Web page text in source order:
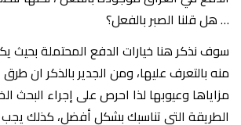
… هل قلنا الصبر بالفعل؟
سوف نذكر هنا خيارات الدفع المحتملة بحيث
منه بالتعرف عليها، ومن الجدير بالذكر ان طرق
مزاياها وعيوبها لذا احرص على إجراء البحث
الطريقة التي تناسبك بشكل أفضل، كذلك يجب